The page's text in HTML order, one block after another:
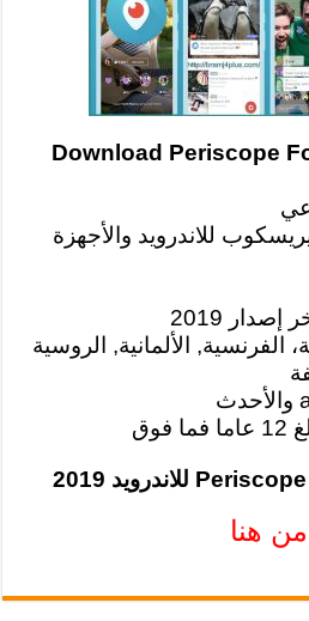
Download Periscope
للاندرويد والأجهزة
الفرنسية, الألمانية, الروسية
من هنا